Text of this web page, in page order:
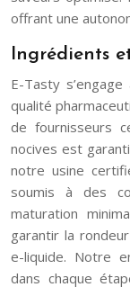
offrant une
Ingrédients
E-Tasty
qualité
de fournisseurs
nocives est
notre usine
soumis à des
maturation
garantir la
e-liquide. Notre
dans chaque